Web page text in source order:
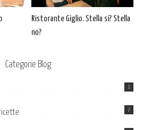
Ristorante Giglio. Stella si? Stella
no?
Categorie Blog
1
7